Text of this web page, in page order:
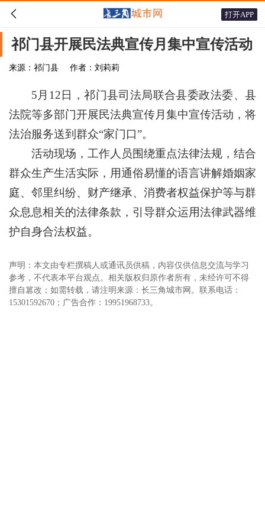
 打开APP
祁门县开展民法典宣传月集中宣传活动
来源：祁门县 作者：刘莉莉
5月12日，祁门县司法局联合县委政法委、县
法院等多部门开展民法典宣传月集中宣传活动，将
法治服务送到群众“家门口”。
活动现场，工作人员围绕重点法律法规，结合
群众生产生活实际，用通俗易懂的语言讲解婚姻家
庭、邻里纠纷、财产继承、消费者权益保护等与群
众息息相关的法律条款，引导群众运用法律武器维
护自身合法权益。
声明：本文由专栏撰稿人或通讯员供稿，内容仅供信息交流与学习
参考，不代表本平台观点。相关版权归原作者所有，未经许可不得
擅自篡改；如需转载，请注明来源：长三角城市网。联系电话：
15301592670；广告合作：19951968733。